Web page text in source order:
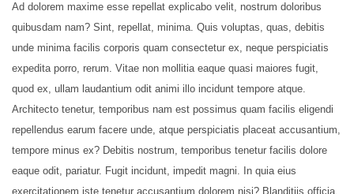
Ad dolorem maxime esse repellat explicabo velit, nostrum doloribus
quibusdam nam? Sint, repellat, minima. Quis voluptas, quas, debitis
unde minima facilis corporis quam consectetur ex, neque perspiciatis
expedita porro, rerum. Vitae non mollitia eaque quasi maiores fugit,
quod ex, ullam laudantium odit animi illo incidunt tempore atque.
Architecto tenetur, temporibus nam est possimus quam facilis eligendi
repellendus earum facere unde, atque perspiciatis placeat accusantium,
tempore minus ex? Debitis nostrum, temporibus tenetur facilis dolore
eaque odit, pariatur. Fugit incidunt, impedit magni. In quia eius
exercitationem iste tenetur accusantium dolorem nisi? Blanditiis officia,